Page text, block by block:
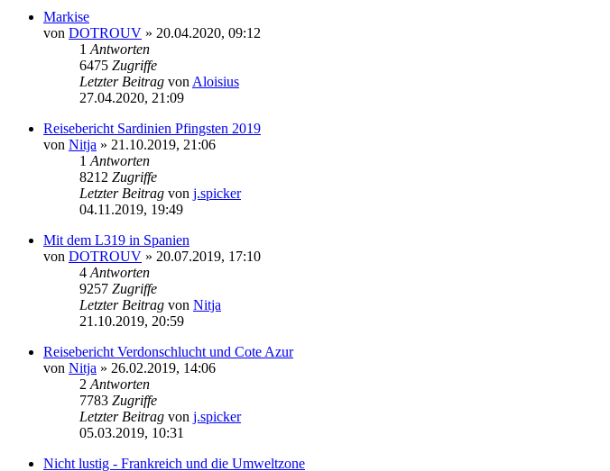
Markise
von DOTROUV » 20.04.2020, 09:12
1 Antworten
6475 Zugriffe
Letzter Beitrag von Aloisius
27.04.2020, 21:09
Reisebericht Sardinien Pfingsten 2019
von Nitja » 21.10.2019, 21:06
1 Antworten
8212 Zugriffe
Letzter Beitrag von j.spicker
04.11.2019, 19:49
Mit dem L319 in Spanien
von DOTROUV » 20.07.2019, 17:10
4 Antworten
9257 Zugriffe
Letzter Beitrag von Nitja
21.10.2019, 20:59
Reisebericht Verdonschlucht und Cote Azur
von Nitja » 26.02.2019, 14:06
2 Antworten
7783 Zugriffe
Letzter Beitrag von j.spicker
05.03.2019, 10:31
Nicht lustig - Frankreich und die Umweltzone